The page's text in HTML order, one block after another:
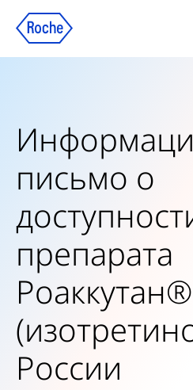
письмо о
препарата
Роаккутан®
России